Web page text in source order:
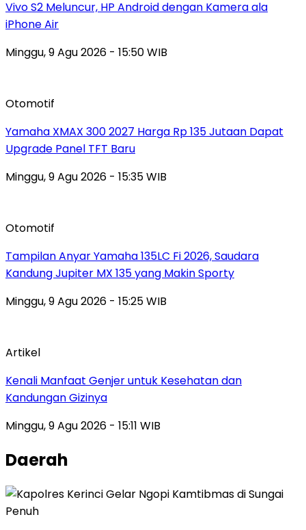
Vivo S2 Meluncur, HP Android dengan Kamera ala
iPhone Air
Minggu, 9 Agu 2026 - 15:50 WIB
Otomotif
Yamaha XMAX 300 2027 Harga Rp 135 Jutaan Dapat
Upgrade Panel TFT Baru
Minggu, 9 Agu 2026 - 15:35 WIB
Otomotif
Tampilan Anyar Yamaha 135LC Fi 2026, Saudara
Kandung Jupiter MX 135 yang Makin Sporty
Minggu, 9 Agu 2026 - 15:25 WIB
Artikel
Kenali Manfaat Genjer untuk Kesehatan dan
Kandungan Gizinya
Minggu, 9 Agu 2026 - 15:11 WIB
Daerah